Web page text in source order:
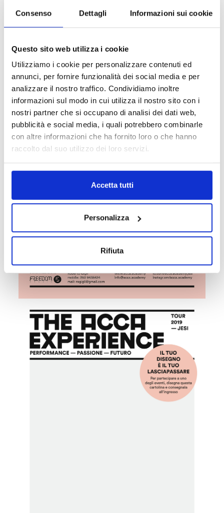
Consenso Dettagli Informazioni sui cookie
Questo sito web utilizza i cookie
Utilizziamo i cookie per personalizzare contenuti ed
annunci, per fornire funzionalità dei social media e per
analizzare il nostro traffico. Condividiamo inoltre
informazioni sul modo in cui utilizza il nostro sito con i
nostri partner che si occupano di analisi dei dati web,
pubblicità e social media, i quali potrebbero combinarle
con altre informazioni che ha fornito loro o che hanno
raccolto dal suo utilizzo dei loro servizi.
Accetta tutti
Personalizza
Rifiuta